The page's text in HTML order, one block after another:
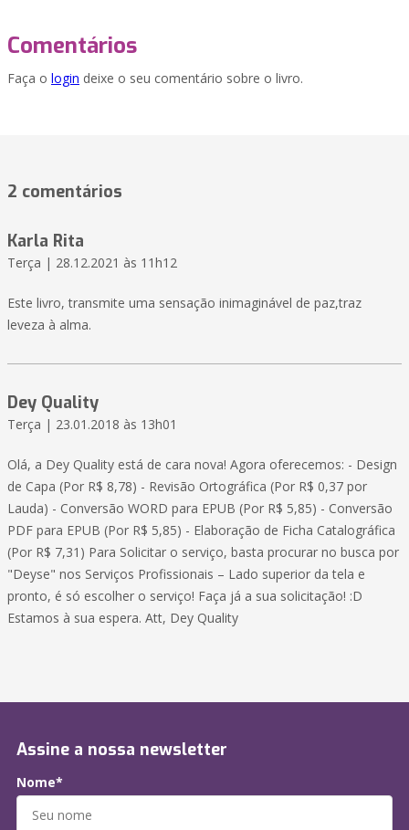
Comentários
Faça o login deixe o seu comentário sobre o livro.
2 comentários
Karla Rita
Terça | 28.12.2021 às 11h12
Este livro, transmite uma sensação inimaginável de paz,traz
leveza à alma.
Dey Quality
Terça | 23.01.2018 às 13h01
Olá, a Dey Quality está de cara nova! Agora oferecemos: - Design
de Capa (Por R$ 8,78) - Revisão Ortográfica (Por R$ 0,37 por
Lauda) - Conversão WORD para EPUB (Por R$ 5,85) - Conversão
PDF para EPUB (Por R$ 5,85) - Elaboração de Ficha Catalográfica
(Por R$ 7,31) Para Solicitar o serviço, basta procurar no busca por
"Deyse" nos Serviços Profissionais – Lado superior da tela e
pronto, é só escolher o serviço! Faça já a sua solicitação! :D
Estamos à sua espera. Att, Dey Quality
Assine a nossa newsletter
Nome*